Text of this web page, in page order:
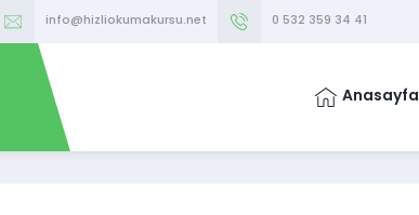
info@hizliokumakursu.net 0 532 359 34 41
Anasayfa